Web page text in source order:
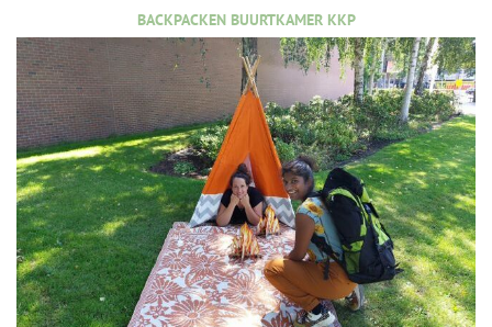
BACKPACKEN BUURTKAMER KKP